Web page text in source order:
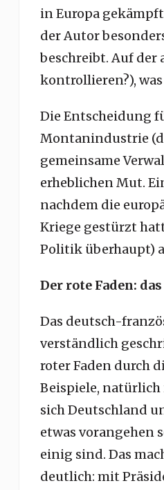
in Europa
der Autor
beschreibt. Auf der
kontrollieren?),
Die Entscheidung
Montanindustrie
gemeinsame
erheblichen Mut.
nachdem die
Kriege gestürzt
Politik überhaupt)
Der rote Faden:
Das deutsch-
verständlich
roter Faden durch
Beispiele, natürlich
sich Deutschland
etwas vorangehen
einig sind. Das
deutlich: mit